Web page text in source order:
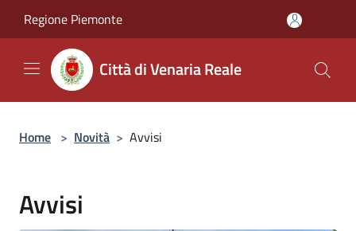
Regione Piemonte
Città di Venaria Reale
Home > Novità > Avvisi
Avvisi